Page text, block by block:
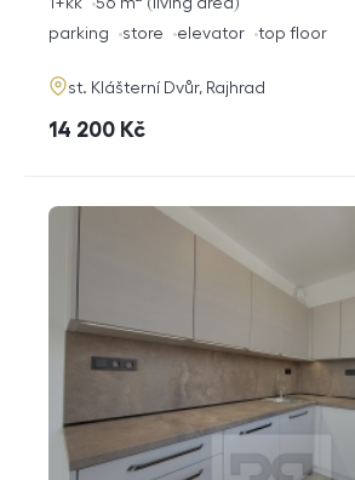
disposition
funkce
parking store elevator top floor
adresa
st. Klášterní Dvůr, Rajhrad
cena
14 200 Kč